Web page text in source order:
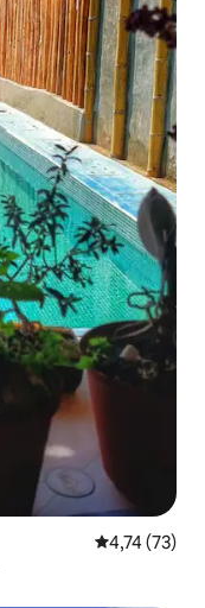
Gemiddelde
4,74 (73)